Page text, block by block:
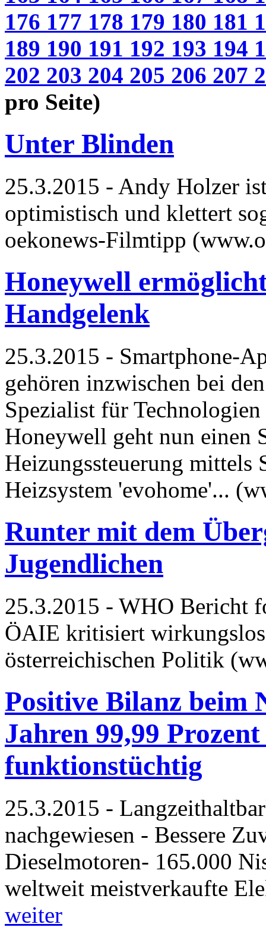
176 177 178 179 180 181
189 190 191 192 193 194
202 203 204 205 206 207
pro Seite)
Unter Blinden
25.3.2015 - Andy Holzer
optimistisch und klettert
oekonews-Filmtipp
Honeywell
Handgelenk
25.3.2015 - Smartphone-
gehören inzwischen bei
Spezialist für
Honeywell geht nun einen
Heizungssteuerung mittels
Heizsystem 'evohome'...
Runter mit dem
Jugendlichen
25.3.2015 - WHO Bericht
ÖAIE kritisiert
österreichischen Politik
Positive Bilanz beim
Jahren 99,99
funktionstüchtig
25.3.2015 -
nachgewiesen - Bessere
Dieselmotoren- 165.000
weltweit meistverkaufte
weiter